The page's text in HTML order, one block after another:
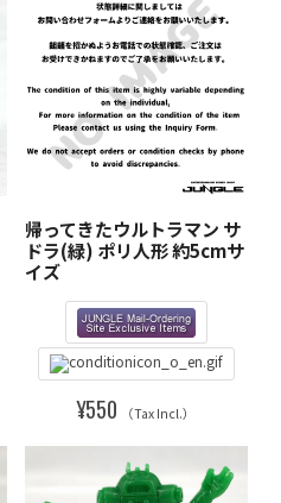
帰ってきたウルトラマン サ
ドラ(緑) ポリ人形 約5cmサ
イズ
¥550 （Tax Incl.）